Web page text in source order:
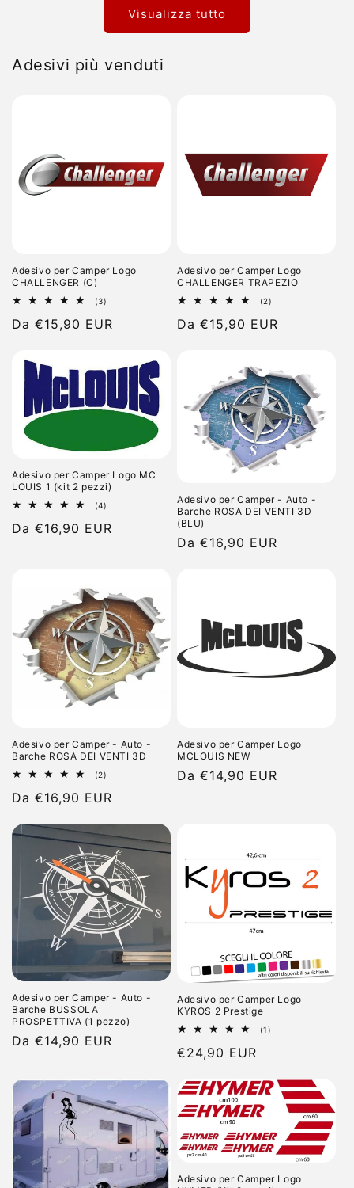
Visualizza tutto
Adesivi più venduti
Adesivo per Camper Logo
CHALLENGER (C)
(3)
totali
Prezzo
listino
Da €15,90 EUR
Adesivo per Camper Logo
CHALLENGER TRAPEZIO
(2)
totali
Prezzo
Da €15,90 EUR
Adesivo per Camper Logo MC
LOUIS 1 (kit 2 pezzi)
(4)
totali
Prezzo
Da €16,90 EUR
Adesivo per Camper - Auto -
Barche ROSA DEI VENTI 3D
(BLU)
Prezzo
Da €16,90 EUR
Adesivo per Camper - Auto -
Barche ROSA DEI VENTI 3D
(2)
totali
Prezzo
listino
Da €16,90 EUR
Adesivo per Camper Logo
MCLOUIS NEW
Prezzo
Da €14,90 EUR
Adesivo per Camper - Auto -
Barche BUSSOLA
PROSPETTIVA (1 pezzo)
Prezzo
listino
Da €14,90 EUR
Adesivo per Camper Logo
KYROS 2 Prestige
(1)
Prezzo
listino
€24,90 EUR
Adesivo per Camper Logo